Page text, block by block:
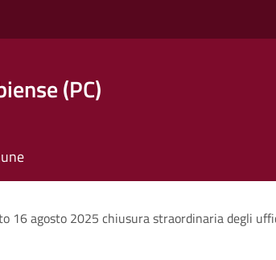
(PC)
16 agosto 2025 chiusura straordinaria degli